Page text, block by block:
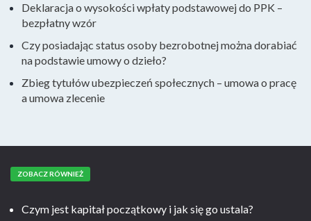
Deklaracja o wysokości wpłaty podstawowej do PPK –
bezpłatny wzór
Czy posiadając status osoby bezrobotnej można dorabiać
na podstawie umowy o dzieło?
Zbieg tytułów ubezpieczeń społecznych – umowa o pracę
a umowa zlecenie
ZOBACZ RÓWNIEŻ
Czym jest kapitał początkowy i jak się go ustala?